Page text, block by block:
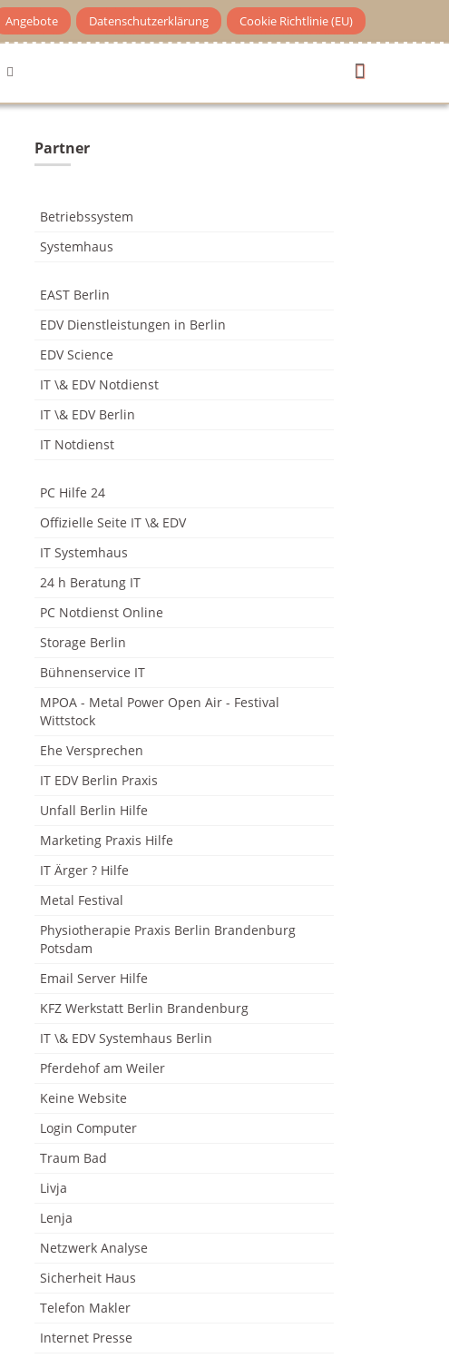
Angebote Datenschutzerklärung Cookie Richtlinie (EU)
Partner
Betriebssystem
Systemhaus
EAST Berlin
EDV Dienstleistungen in Berlin
EDV Science
IT \& EDV Notdienst
IT \& EDV Berlin
IT Notdienst
PC Hilfe 24
Offizielle Seite IT \& EDV
IT Systemhaus
24 h Beratung IT
PC Notdienst Online
Storage Berlin
Bühnenservice IT
MPOA - Metal Power Open Air - Festival
Wittstock
Ehe Versprechen
IT EDV Berlin Praxis
Unfall Berlin Hilfe
Marketing Praxis Hilfe
IT Ärger ? Hilfe
Metal Festival
Physiotherapie Praxis Berlin Brandenburg
Potsdam
Email Server Hilfe
KFZ Werkstatt Berlin Brandenburg
IT \& EDV Systemhaus Berlin
Pferdehof am Weiler
Keine Website
Login Computer
Traum Bad
Livja
Lenja
Netzwerk Analyse
Sicherheit Haus
Telefon Makler
Internet Presse